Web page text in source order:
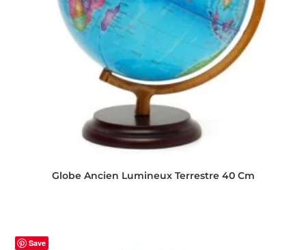
Globe Ancien Lumineux Terrestre 40 Cm
Save